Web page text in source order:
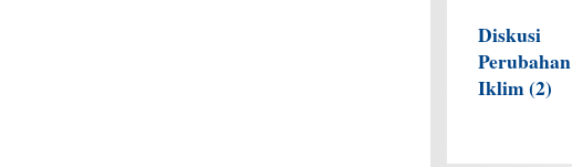
Diskusi
Perubahan
Iklim (2)